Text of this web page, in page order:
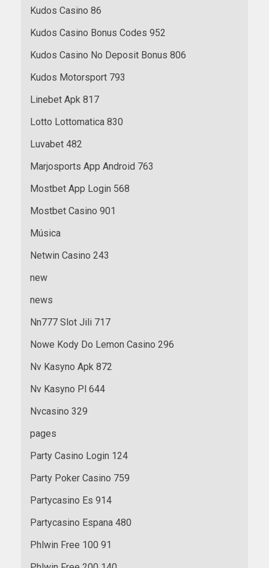
Kudos Casino 86
Kudos Casino Bonus Codes 952
Kudos Casino No Deposit Bonus 806
Kudos Motorsport 793
Linebet Apk 817
Lotto Lottomatica 830
Luvabet 482
Marjosports App Android 763
Mostbet App Login 568
Mostbet Casino 901
Música
Netwin Casino 243
new
news
Nn777 Slot Jili 717
Nowe Kody Do Lemon Casino 296
Nv Kasyno Apk 872
Nv Kasyno Pl 644
Nvcasino 329
pages
Party Casino Login 124
Party Poker Casino 759
Partycasino Es 914
Partycasino Espana 480
Phlwin Free 100 91